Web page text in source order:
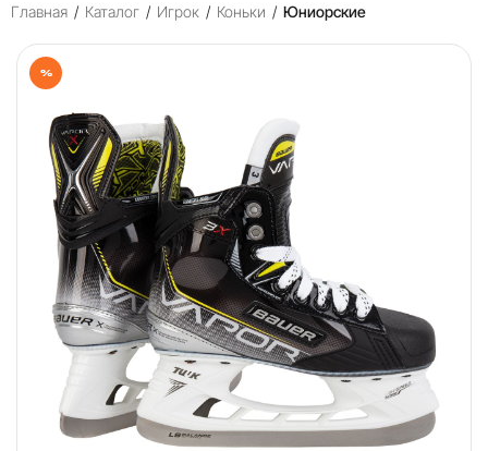
Главная / Каталог / Игрок / Коньки / Юниорские
%